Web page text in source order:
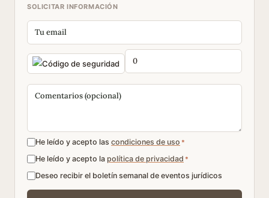
SOLICITAR INFORMACIÓN
He leído y acepto las condiciones de uso *
He leído y acepto la política de privacidad *
Deseo recibir el boletín semanal de eventos jurídicos